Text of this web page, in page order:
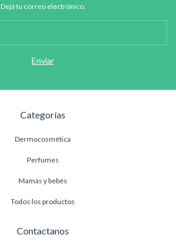
Dejá tu correo electrónico.
Categorías
Dermocosmética
Perfumes
Mamás y bebés
Todos los productos
Contactanos